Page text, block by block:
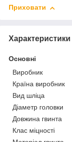
Приховати
Характеристики
Основні
Виробник
Країна виробник
Вид шліца
Діаметр головки
Довжина гвинта
Клас міцності